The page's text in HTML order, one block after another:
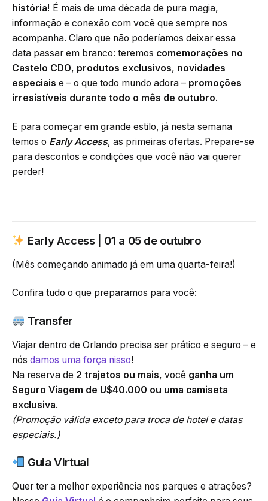
história! É mais de uma década de pura magia,
informação e conexão com você que sempre nos
acompanha. Claro que não poderíamos deixar essa
data passar em branco: teremos comemorações no
Castelo CDO, produtos exclusivos, novidades
especiais e – o que todo mundo adora – promoções
irresistíveis durante todo o mês de outubro.
E para começar em grande estilo, já nesta semana
temos o Early Access, as primeiras ofertas. Prepare-se
para descontos e condições que você não vai querer
perder!
Early Access | 01 a 05 de outubro
(Mês começando animado já em uma quarta-feira!)
Confira tudo o que preparamos para você:
Transfer
Viajar dentro de Orlando precisa ser prático e seguro – e
nós damos uma força nisso!
Na reserva de 2 trajetos ou mais, você ganha um
Seguro Viagem de U$40.000 ou uma camiseta
exclusiva.
(Promoção válida exceto para troca de hotel e datas
especiais.)
Guia Virtual
Quer ter a melhor experiência nos parques e atrações?